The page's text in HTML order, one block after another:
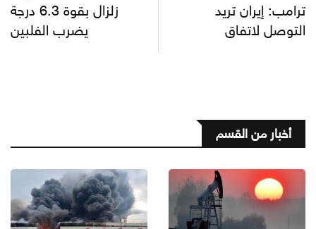
ترامب: إيران تريد
التوصل لاتفاق
زلزال بقوة 6.3 درجة
يضرب الفلبين
أخبار من القسم